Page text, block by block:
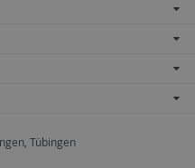
Tübingen